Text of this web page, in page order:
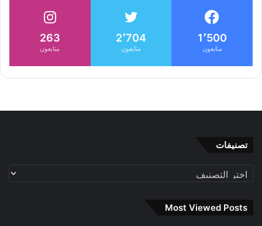
1٬500
متابعون
2٬704
متابعون
263
متابعون
تصنيفات
تصنيفات
Most Viewed Posts